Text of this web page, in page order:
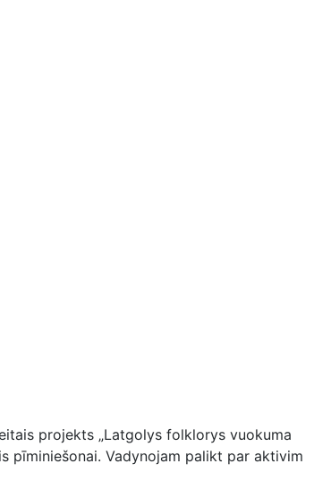
projekts „Latgolys folklorys vuokuma
pīminiešonai. Vadynojam palikt par aktivim